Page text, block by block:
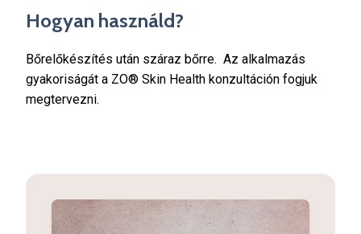
Hogyan használd?
Bőrelőkészítés után száraz bőrre. Az alkalmazás
gyakoriságát a ZO® Skin Health konzultáción fogjuk
megtervezni.